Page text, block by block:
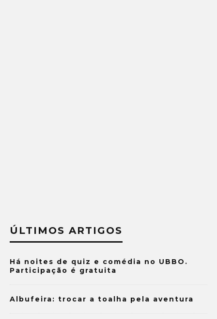
ÚLTIMOS ARTIGOS
Há noites de quiz e comédia no UBBO.
Participação é gratuita
Albufeira: trocar a toalha pela aventura